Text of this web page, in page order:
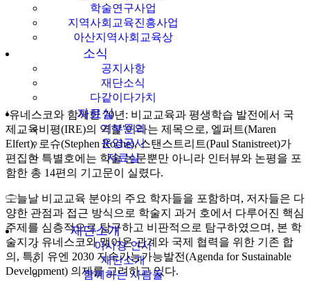
학술연구사업
지역사회교육진흥사업
아산지역사회교육상
소식
공지사항
재단소식
다같이다가치
자료실
기부문의
운영공시
자료실
재단소개
이사장 인사
재단소개
함께하는 사람들
‘유네스코와 함께한 70년: 비교교육과 평생학습 발전에서 국
제교육비평(IRE)의 역할’이라는 제목으로, 엘퍼트(Maren
Elfert), 로슈(Stephen Roche), 스탠스트리트(Paul Stanistreet)가
편집한 특별호에는 학술 논문뿐만 아니라 인터뷰와 논평을 포
함한 총 14편의 기고문이 실렸다.
오늘날 비교교육 분야의 주요 학자들을 포함하며, 저자들은 다
양한 관점과 접근 방식으로 학술지 과거 호에서 다루어진 핵심
주제를 심층적으로 탐구하고 비판적으로 탐구하였으며, 본 학
술지가 유네스코와 맺어온 관계와 국제 협력을 위한 기존 합
의, 특히 유엔 2030 지속가능가능발전(Agenda for Sustainable
Development) 의제를 고려하고 있다.